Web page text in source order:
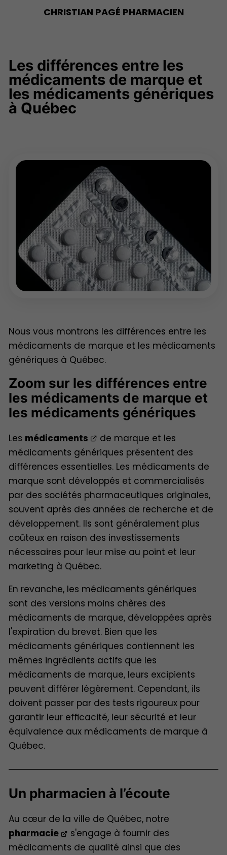
CHRISTIAN PAGÉ PHARMACIEN
Les différences entre les
médicaments de marque et
les médicaments génériques
à Québec
Nous vous montrons les différences entre les
médicaments de marque et les médicaments
génériques à Québec.
Zoom sur les différences entre
les médicaments de marque et
les médicaments génériques
Les médicaments
de marque et les
médicaments génériques présentent des
différences essentielles. Les médicaments de
marque sont développés et commercialisés
par des sociétés pharmaceutiques originales,
souvent après des années de recherche et de
développement. Ils sont généralement plus
coûteux en raison des investissements
nécessaires pour leur mise au point et leur
marketing à Québec.
En revanche, les médicaments génériques
sont des versions moins chères des
médicaments de marque, développées après
l'expiration du brevet. Bien que les
médicaments génériques contiennent les
mêmes ingrédients actifs que les
médicaments de marque, leurs excipients
peuvent différer légèrement. Cependant, ils
doivent passer par des tests rigoureux pour
garantir leur efficacité, leur sécurité et leur
équivalence aux médicaments de marque à
Québec.
Un pharmacien à l’écoute
Au cœur de la ville de Québec, notre
pharmacie
s'engage à fournir des
médicaments de qualité ainsi que des